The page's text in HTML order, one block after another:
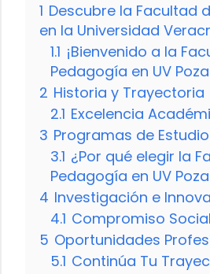
1 Descubre la Facultad
en la Universidad
1.1 ¡Bienvenido a la
Pedagogía en UV
2 Historia y Trayectoria
2.1 Excelencia
3 Programas de Estudio
3.1 ¿Por qué elegir la
Pedagogía en UV
4 Investigación e
4.1 Compromiso Social
5 Oportunidades
5.1 Continúa Tu